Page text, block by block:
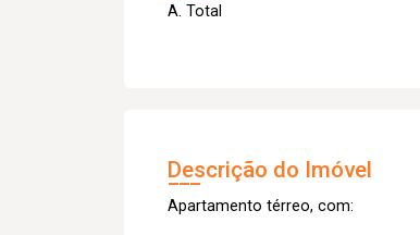
A. Total
Descrição do Imóvel
Apartamento térreo, com: